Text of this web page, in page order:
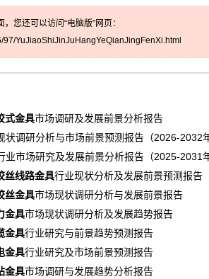
您还可以访问“电脑版”网页：
97/YuJiaoShiJinJuHangYeQianJingFenXi.html
式金具市场调研及发展前景分析报告
状调研分析与市场前景预测报告（2026-2032
业市场研究及发展前景分析报告（2025-2031
丝线路金具行业现状分析及发展前景预测报告
丝金具市场现状调研分析与发展前景报告
金具市场现状调研分析及发展趋势报告
金具行业研究与前景趋势预测报告
金具行业研究及市场前景预测报告
金具市场调研与发展趋势分析报告